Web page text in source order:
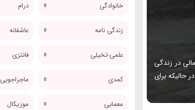
در زندگی
حالیکه برای
خانوادگی 0 درام
زندگی نامه 0 عاشقانه
علمی-تخیلی 0 فانتزی
کمدی 0 ماجراجویی
معمایی 0 موزیکال